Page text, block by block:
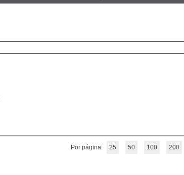
Por página: 25 50 100 200